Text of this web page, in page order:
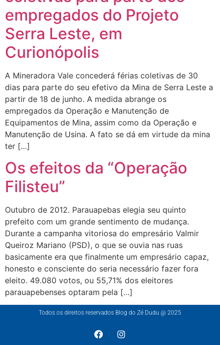
empregados do Projeto
Serra Leste, em
Curionópolis
A Mineradora Vale concederá férias coletivas de 30
dias para parte do seu efetivo da Mina de Serra Leste a
partir de 18 de junho. A medida abrange os
empregados da Operação e Manutenção de
Equipamentos de Mina, assim como da Operação e
Manutenção de Usina. A fato se dá em virtude da mina
ter […]
Os efeitos da “Operação
Filisteu”
Outubro de 2012. Parauapebas elegia seu quinto
prefeito com um grande sentimento de mudança.
Durante a campanha vitoriosa do empresário Valmir
Queiroz Mariano (PSD), o que se ouvia nas ruas
basicamente era que finalmente um empresário capaz,
honesto e consciente do seria necessário fazer fora
eleito. 49.080 votos, ou 55,71% dos eleitores
parauapebenses optaram pela […]
Todos os direitos reservados Blog do Zé Dudu @ 2025